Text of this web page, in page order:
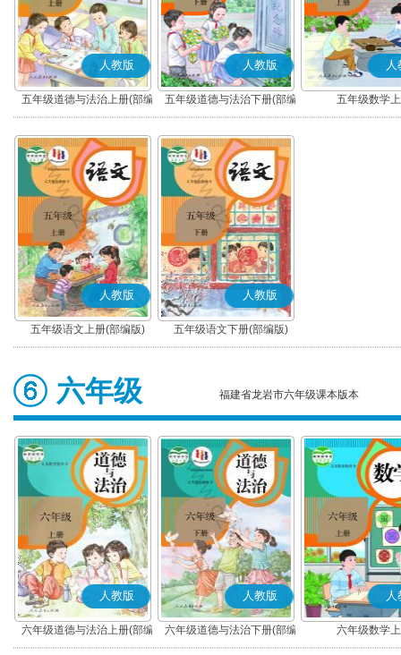
人教版
五年级道德与法治上册(部编
版)
人教版
五年级道德与法治下册(部编
版)
人
五年级数学
人教版
五年级语文上册(部编版)
人教版
五年级语文下册(部编版)
六年级 福建省龙岩市六年级课本版本
人教版
六年级道德与法治上册(部编
版)
人教版
六年级道德与法治下册(部编
版)
人
六年级数学